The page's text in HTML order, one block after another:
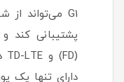
پشتیبانی کند